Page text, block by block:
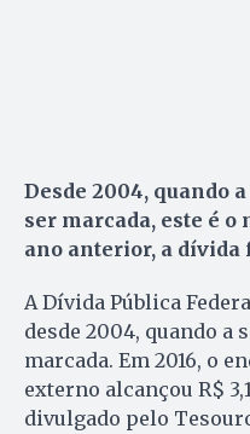
Desde 2004, quando
ser marcada, este é
ano anterior, a dívida
A Dívida Pública
desde 2004, quando a
marcada. Em 2016, o
externo alcançou R$
divulgado pelo